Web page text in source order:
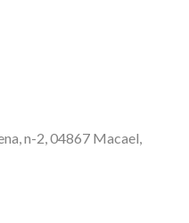
n-2, 04867 Macael,